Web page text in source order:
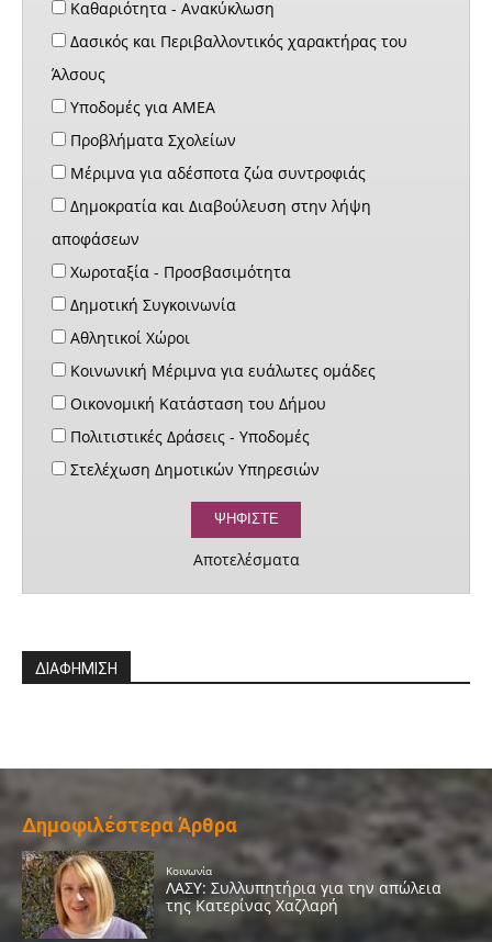
Καθαριότητα - Ανακύκλωση
Δασικός και Περιβαλλοντικός χαρακτήρας του
Άλσους
Υποδομές για ΑΜΕΑ
Προβλήματα Σχολείων
Μέριμνα για αδέσποτα ζώα συντροφιάς
Δημοκρατία και Διαβούλευση στην λήψη
αποφάσεων
Χωροταξία - Προσβασιμότητα
Δημοτική Συγκοινωνία
Αθλητικοί Χώροι
Κοινωνική Μέριμνα για ευάλωτες ομάδες
Οικονομική Κατάσταση του Δήμου
Πολιτιστικές Δράσεις - Υποδομές
Στελέχωση Δημοτικών Υπηρεσιών
Αποτελέσματα
ΔΙΑΦΗΜΙΣΗ
Δημοφιλέστερα Άρθρα